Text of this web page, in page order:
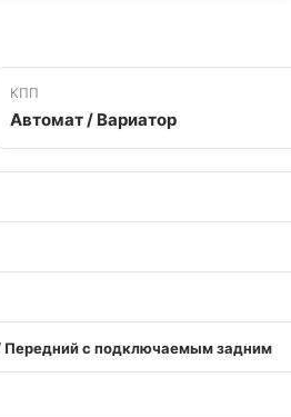
КПП
Автомат / Вариатор
с подключаемым задним